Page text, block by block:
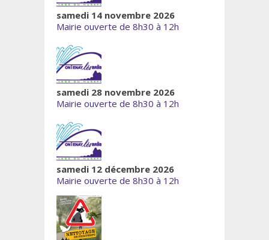
samedi 14 novembre 2026
Mairie ouverte de 8h30 à 12h
samedi 28 novembre 2026
Mairie ouverte de 8h30 à 12h
samedi 12 décembre 2026
Mairie ouverte de 8h30 à 12h